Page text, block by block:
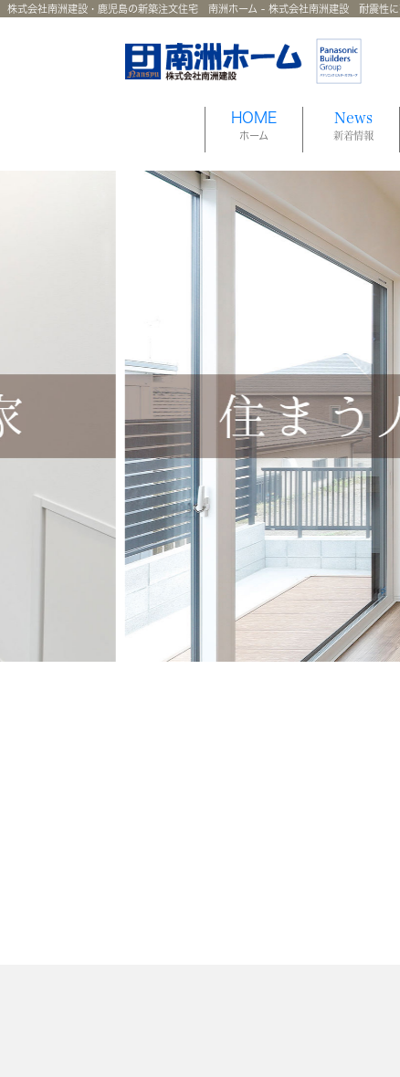
株式会社南洲建設・鹿児島の新築注文住宅 南洲ホーム - 株式会社南洲建設 耐震性
HOME
ホーム
News
新着情報